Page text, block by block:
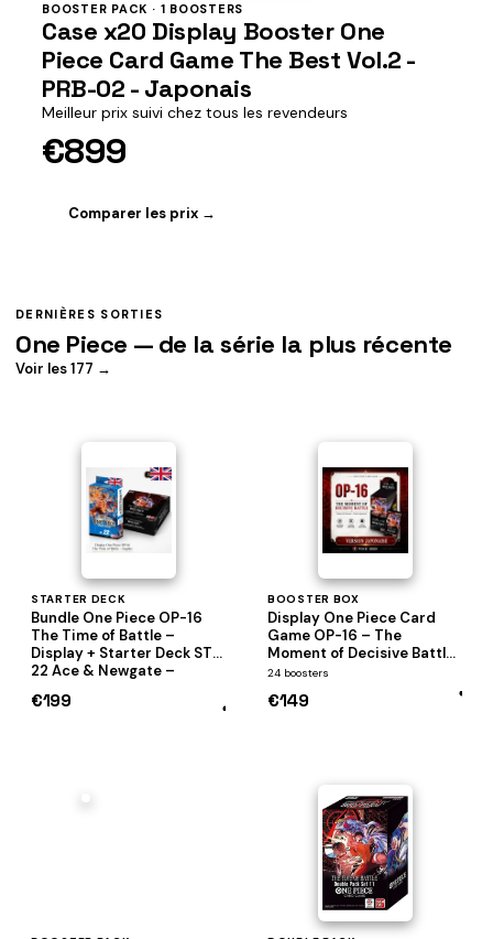
BOOSTER PACK · 1 BOOSTERS
Case x20 Display Booster One
Piece Card Game The Best Vol.2 -
PRB-02 - Japonais
Meilleur prix suivi chez tous les revendeurs
€899
Comparer les prix →
DERNIÈRES SORTIES
One Piece — de la série la plus récente
Voir les 177 →
STARTER DECK
Bundle One Piece OP-16
The Time of Battle –
Display + Starter Deck ST-
22 Ace & Newgate –
€199
BOOSTER BOX
Display One Piece Card
Game OP-16 – The
Moment of Decisive Battle
– Japonais
24 boosters
€149